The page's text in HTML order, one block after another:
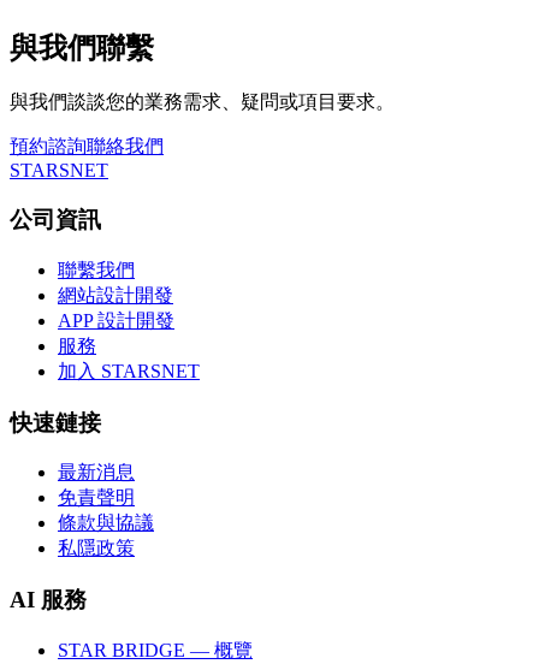
與我們聯繫
與我們談談您的業務需求、疑問或項目要求。
預約諮詢聯絡我們
STARSNET
公司資訊
聯繫我們
網站設計開發
APP 設計開發
服務
加入 STARSNET
快速鏈接
最新消息
免責聲明
條款與協議
私隱政策
AI 服務
STAR BRIDGE — 概覽